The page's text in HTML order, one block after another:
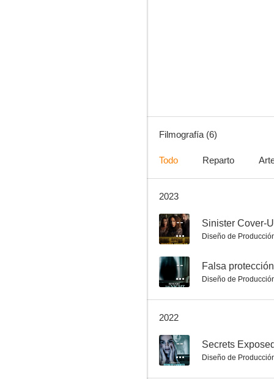
Filmografía (6)
Todo Reparto
2023
-- Sinister Cover-
Diseño de
-- Falsa protección
Diseño de
2022
-- Secrets
Diseño de